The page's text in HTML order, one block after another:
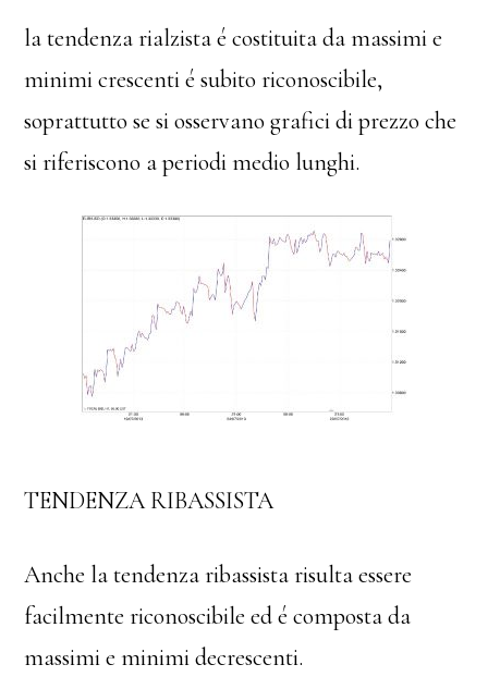
la tendenza rialzista é costituita da massimi e
minimi crescenti é subito riconoscibile,
soprattutto se si osservano grafici di prezzo che
si riferiscono a periodi medio lunghi.
TENDENZA RIBASSISTA
Anche la tendenza ribassista risulta essere
facilmente riconoscibile ed é composta da
massimi e minimi decrescenti.